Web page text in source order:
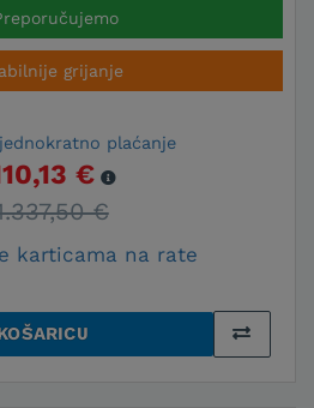
grijanje
plaćanje
€
€
karticama na rate